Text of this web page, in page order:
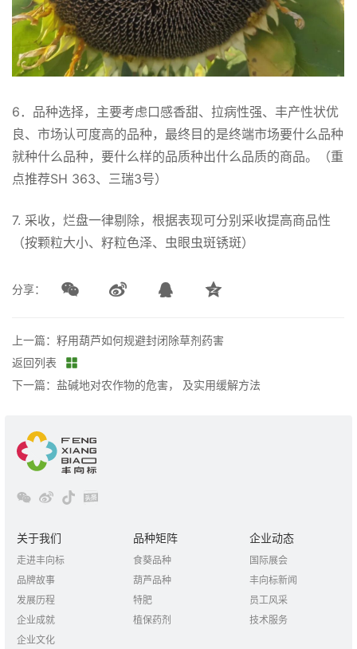
6．品种选择，主要考虑口感香甜、拉病性强、丰产性状优
良、市场认可度高的品种，最终目的是终端市场要什么品种
就种什么品种，要什么样的品质种出什么品质的商品。（重
点推荐SH 363、三瑞3号）
7. 采收，烂盘一律剔除，根据表现可分别采收提高商品性
（按颗粒大小、籽粒色泽、虫眼虫斑锈斑）
分享：
上一篇：籽用葫芦如何规避封闭除草剂药害
返回列表
下一篇：盐碱地对农作物的危害， 及实用缓解方法
关于我们
走进丰向标
品牌故事
发展历程
企业成就
企业文化
品种矩阵
食葵品种
葫芦品种
特肥
植保药剂
企业动态
国际展会
丰向标新闻
员工风采
技术服务